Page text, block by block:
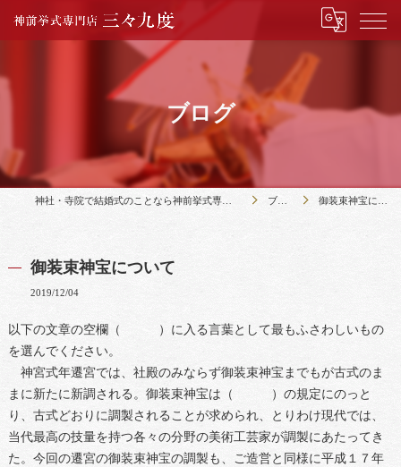
ブログ
神社・寺院で結婚式のことなら神前挙式専門店三々九度 ブログ 御装束神宝について
御装束神宝について
2019/12/04
以下の文章の空欄（ ）に入る言葉として最もふさわしいもの
を選んでください。
神宮式年遷宮では、社殿のみならず御装束神宝までもが古式のま
まに新たに新調される。御装束神宝は（ ）の規定にのっと
り、古式どおりに調製されることが求められ、とりわけ現代では、
当代最高の技量を持つ各々の分野の美術工芸家が調製にあたってき
た。今回の遷宮の御装束神宝の調製も、ご造営と同様に平成１７年